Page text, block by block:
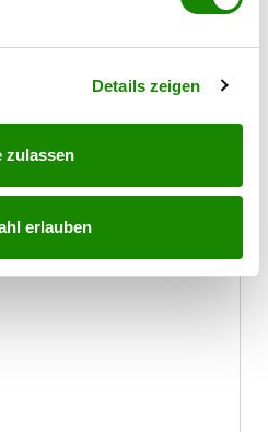
wie Ihre persönlichen Daten
Details zeigen
zulassen
erlauben